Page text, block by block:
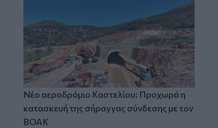
Νέο αεροδρόμιο Καστελίου: Προχωρά η
κατασκευή της σήραγγας σύνδεσης με τον
ΒΟΑΚ